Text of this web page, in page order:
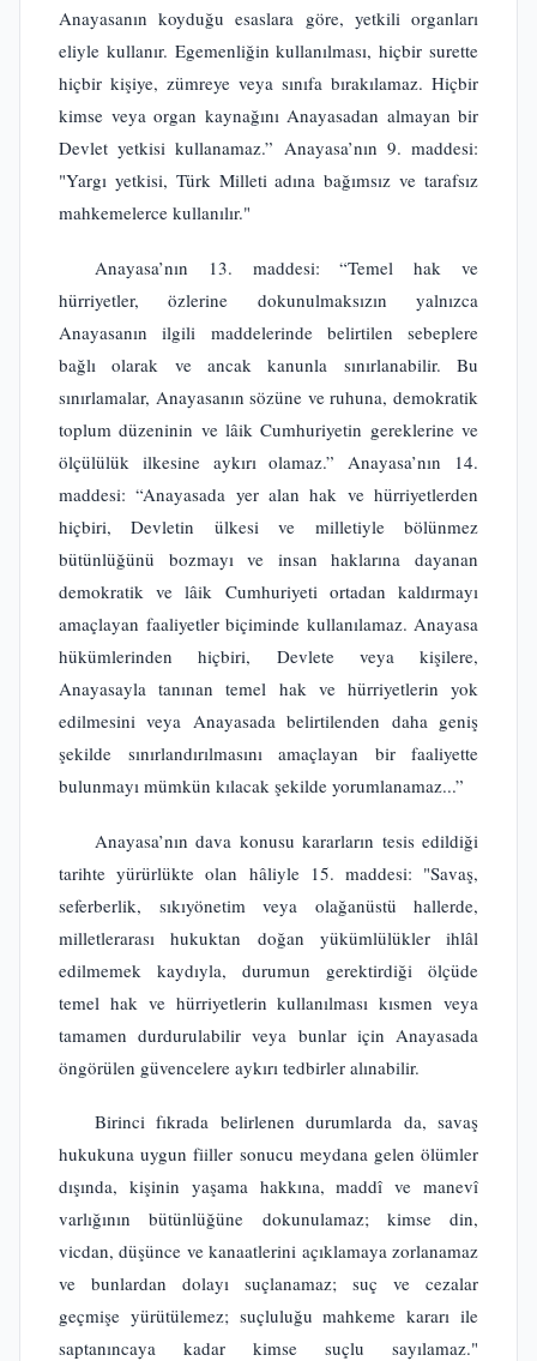
Anayasanın koyduğu esaslara göre, yetkili organları
eliyle kullanır. Egemenliğin kullanılması, hiçbir surette
hiçbir kişiye, zümreye veya sınıfa bırakılamaz. Hiçbir
kimse veya organ kaynağını Anayasadan almayan bir
Devlet yetkisi kullanamaz.” Anayasa’nın 9. maddesi:
"Yargı yetkisi, Türk Milleti adına bağımsız ve tarafsız
mahkemelerce kullanılır."
Anayasa’nın 13. maddesi: “Temel hak ve
hürriyetler, özlerine dokunulmaksızın yalnızca
Anayasanın ilgili maddelerinde belirtilen sebeplere
bağlı olarak ve ancak kanunla sınırlanabilir. Bu
sınırlamalar, Anayasanın sözüne ve ruhuna, demokratik
toplum düzeninin ve lâik Cumhuriyetin gereklerine ve
ölçülülük ilkesine aykırı olamaz.” Anayasa’nın 14.
maddesi: “Anayasada yer alan hak ve hürriyetlerden
hiçbiri, Devletin ülkesi ve milletiyle bölünmez
bütünlüğünü bozmayı ve insan haklarına dayanan
demokratik ve lâik Cumhuriyeti ortadan kaldırmayı
amaçlayan faaliyetler biçiminde kullanılamaz. Anayasa
hükümlerinden hiçbiri, Devlete veya kişilere,
Anayasayla tanınan temel hak ve hürriyetlerin yok
edilmesini veya Anayasada belirtilenden daha geniş
şekilde sınırlandırılmasını amaçlayan bir faaliyette
bulunmayı mümkün kılacak şekilde yorumlanamaz...”
Anayasa’nın dava konusu kararların tesis edildiği
tarihte yürürlükte olan hâliyle 15. maddesi: "Savaş,
seferberlik, sıkıyönetim veya olağanüstü hallerde,
milletlerarası hukuktan doğan yükümlülükler ihlâl
edilmemek kaydıyla, durumun gerektirdiği ölçüde
temel hak ve hürriyetlerin kullanılması kısmen veya
tamamen durdurulabilir veya bunlar için Anayasada
öngörülen güvencelere aykırı tedbirler alınabilir.
Birinci fıkrada belirlenen durumlarda da, savaş
hukukuna uygun fiiller sonucu meydana gelen ölümler
dışında, kişinin yaşama hakkına, maddî ve manevî
varlığının bütünlüğüne dokunulamaz; kimse din,
vicdan, düşünce ve kanaatlerini açıklamaya zorlanamaz
ve bunlardan dolayı suçlanamaz; suç ve cezalar
geçmişe yürütülemez; suçluluğu mahkeme kararı ile
saptanıncaya kadar kimse suçlu sayılamaz."